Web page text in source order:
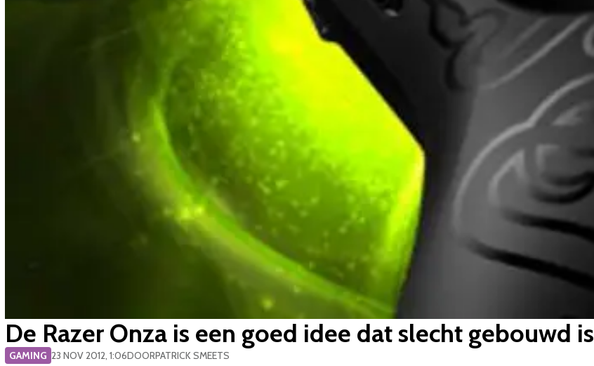
De Razer Onza is een goed idee dat slecht gebouwd is
GAMING 23 NOV 2012, 1:06DOORPATRICK SMEETS